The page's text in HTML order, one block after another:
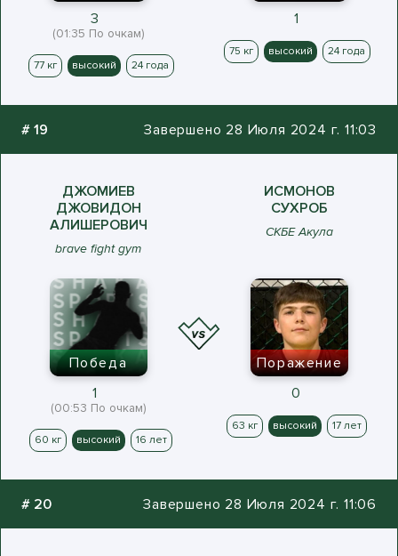
3
(01:35 По очкам)
77 кг высокий 24 года
1
75 кг высокий 24 года
# 19 Завершено 28 Июля 2024 г. 11:03
ДЖОМИЕВ
ДЖОВИДОН
АЛИШЕРОВИЧ
brave fight gym
ИСМОНОВ
СУХРОБ
СКБЕ Акула
Победа
1
(00:53 По очкам)
60 кг высокий 16 лет
Поражение
0
63 кг высокий 17 лет
# 20 Завершено 28 Июля 2024 г. 11:06